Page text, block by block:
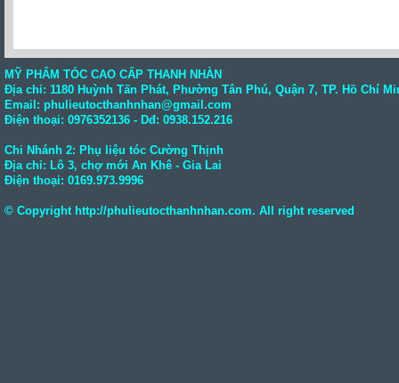
MỸ PHẨM TÓC CAO CẤP THANH NHÀN
Địa chỉ: 1180 Huỳnh Tấn Phát, Phường Tân Phú, Quận 7, TP. Hồ Chí
Email: phulieutocthanhnhan@gmail.com
Điện thoại: 0976352136 - Dđ: 0938.152.216
Chi Nhánh 2: Phụ liệu tóc Cường Thịnh
Địa chỉ: Lô 3, chợ mới An Khê - Gia Lai
Điện thoại: 0169.973.9996
© Copyright http://phulieutocthanhnhan.com. All right reserved